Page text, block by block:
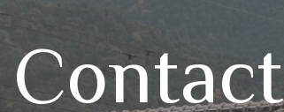
Contact